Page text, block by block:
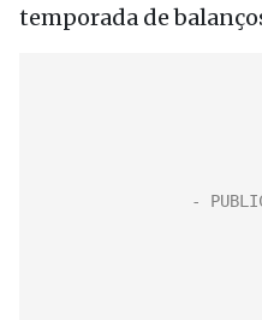
temporada de